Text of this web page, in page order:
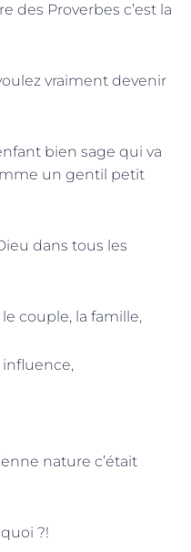
des Proverbes c’est la
vraiment devenir
bien sage qui va
un gentil petit
dans tous les
couple, la famille,
influence,
nature c’était
?!